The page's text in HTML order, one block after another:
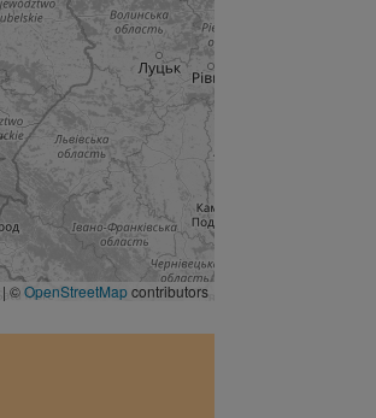
| ©OpenStreetMapcontributors